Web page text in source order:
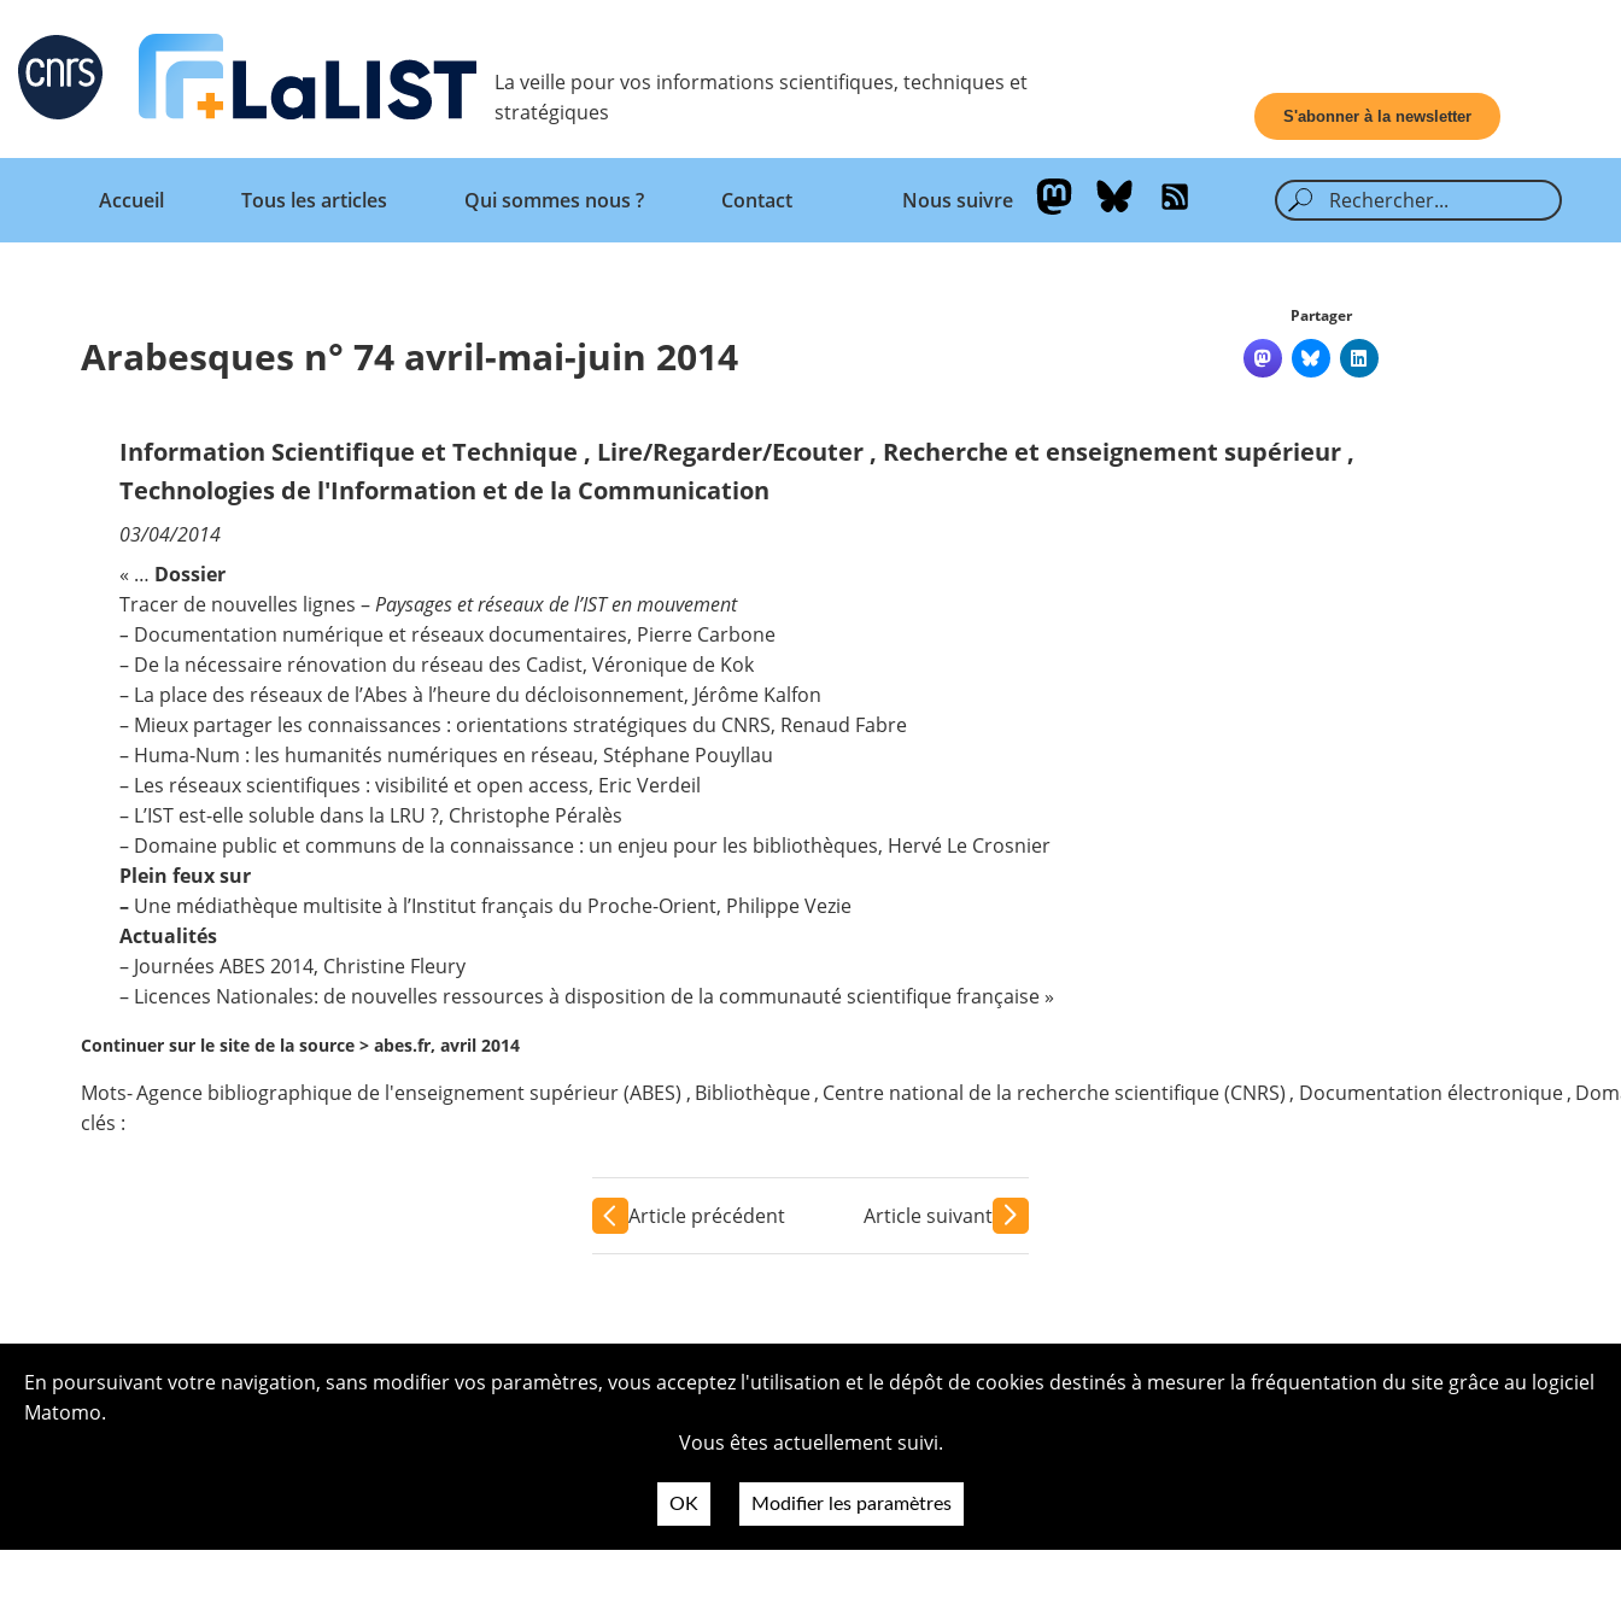
Retour
Accueil
Qui sommes nous ?
Nous suivre
La veille pour vos informations scientifiques, techniques et
stratégiques
S'abonner à la newsletter
Retour
Accueil
Tous les articles Qui sommes nous ? Contact Nous suivre
Arabesques n° 74 avril-mai-juin 2014
Partager
Information Scientifique et Technique , Lire/Regarder/Ecouter , Recherche et enseignement supérieur ,
Technologies de l'Information et de la Communication
03/04/2014
« … Dossier
Tracer de nouvelles lignes –Paysages et réseaux de l’IST en mouvement
– Documentation numérique et réseaux documentaires, Pierre Carbone
– De la nécessaire rénovation du réseau des Cadist, Véronique de Kok
– La place des réseaux de l’Abes à l’heure du décloisonnement, Jérôme Kalfon
– Mieux partager les connaissances : orientations stratégiques du CNRS, Renaud Fabre
– Huma-Num : les humanités numériques en réseau, Stéphane Pouyllau
– Les réseaux scientifiques : visibilité et open access, Eric Verdeil
– L’IST est-elle soluble dans la LRU ?, Christophe Péralès
– Domaine public et communs de la connaissance : un enjeu pour les bibliothèques, Hervé Le Crosnier
Plein feux sur
– Une médiathèque multisite à l’Institut français du Proche-Orient, Philippe Vezie
Actualités
– Journées ABES 2014, Christine Fleury
– Licences Nationales: de nouvelles ressources à disposition de la communauté scientifique française »
Continuer sur le site de la source >abes.fr, avril 2014
Mots-
clés :
Agence bibliographique de l'enseignement supérieur (ABES) , Bibliothèque, Centre national de la recherche scientifique (CNRS) , Documentation électronique ,
Article précédent Article suivant
En poursuivant votre navigation, sans modifier vos paramètres, vous acceptez l'utilisation et le dépôt de cookies destinés à mesurer la fréquentation du site grâce au logiciel
Matomo.
Vous êtes actuellement suivi.
OK Modifier les paramètres